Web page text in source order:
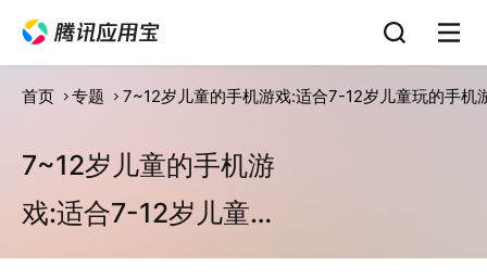
首页 专题 7~12岁儿童的手机游戏:适合7-12岁儿童玩的手机
7~12岁儿童的手机游
戏:适合7-12岁儿童玩
的手机游戏